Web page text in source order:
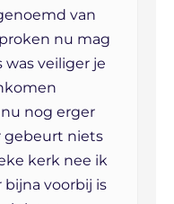
van
nu mag
veiliger je
nog erger
gebeurt niets
kerk nee ik
voorbij is